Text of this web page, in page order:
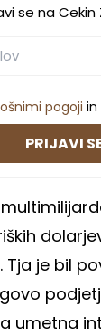
se na
pogoji in
PRIJAVI
je bil
umetna